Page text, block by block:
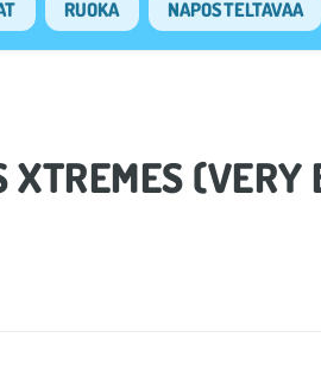
RUOKA NAPOSTELTAVAA
(VERY